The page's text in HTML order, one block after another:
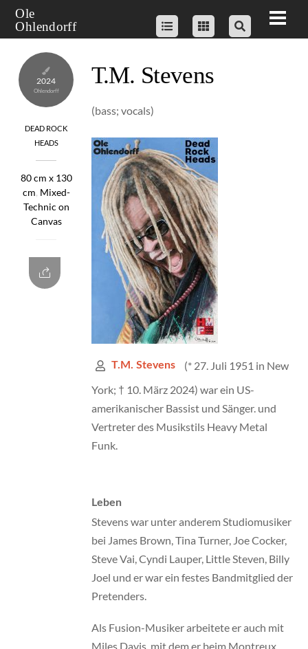
SkipOle
Ohlendorff
2024
DEAD ROCK
HEADS
80 cm x 130
cm, Mixed-
Technic on
Canvas
T.M. Stevens
(bass; vocals)
T.M. Stevens
(* 27. Juli 1951 in New
York; † 10. März 2024) war ein US-
amerikanischer Bassist und Sänger. und
Vertreter des Musikstils Heavy Metal
Funk.
Leben
Stevens war unter anderem Studiomusiker
bei James Brown, Tina Turner, Joe Cocker,
Steve Vai, Cyndi Lauper, Little Steven, Billy
Joel und er war ein festes Bandmitglied der
Pretenders.
Als Fusion-Musiker arbeitete er auch mit
Miles Davis, mit dem er beim Montreux